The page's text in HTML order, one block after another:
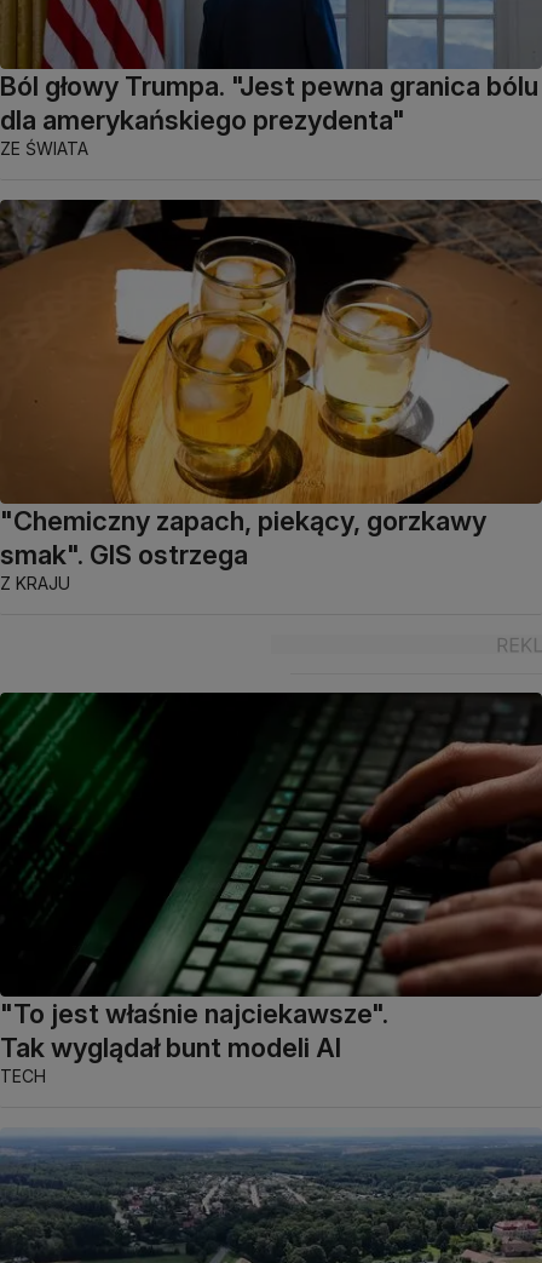
Ból głowy Trumpa. "Jest pewna granica bólu
dla amerykańskiego prezydenta"
ZE ŚWIATA
"Chemiczny zapach, piekący, gorzkawy
smak". GIS ostrzega
Z KRAJU
"To jest właśnie najciekawsze".
Tak wyglądał bunt modeli AI
TECH